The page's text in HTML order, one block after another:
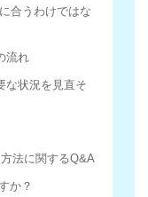
合うわけではな
流れ
な状況を見直そ
法に関するQ&A
か？